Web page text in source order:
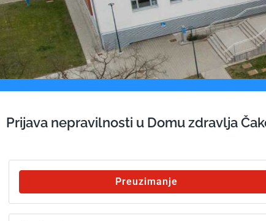
Prijava nepravilnosti u Domu zdravlja
Preuzimanje